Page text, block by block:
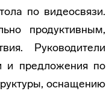
по видеосвязи.
продуктивным,
Руководители
и предложения по
оснащению